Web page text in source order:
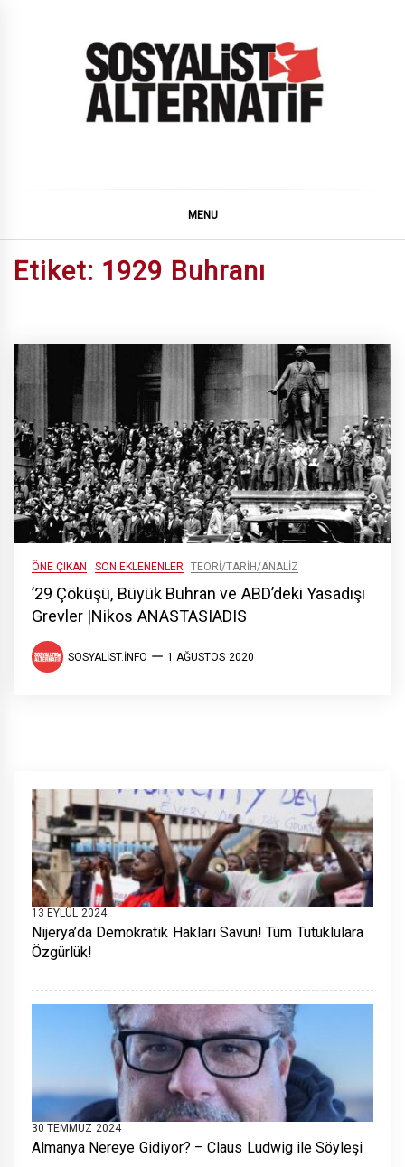
MENU
Etiket: 1929 Buhranı
ÖNE ÇIKAN SON EKLENENLER TEORI/TARIH/ANALIZ
’29 Çöküşü, Büyük Buhran ve ABD’deki Yasadışı
Grevler |Nikos ANASTASIADIS
SOSYALIST.INFO 1 AĞUSTOS 2020
13 EYLÜL 2024
Nijerya’da Demokratik Hakları Savun! Tüm Tutuklulara
Özgürlük!
30 TEMMUZ 2024
Almanya Nereye Gidiyor? – Claus Ludwig ile Söyleşi